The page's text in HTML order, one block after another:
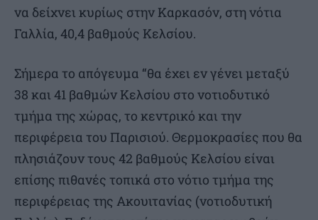
να δείχνει κυρίως στην Καρκασόν, στη νότια
Γαλλία, 40,4 βαθμούς Κελσίου.
Σήμερα το απόγευμα “θα έχει εν γένει μεταξύ
38 και 41 βαθμών Κελσίου στο νοτιοδυτικό
τμήμα της χώρας, το κεντρικό και την
περιφέρεια του Παρισιού. Θερμοκρασίες που θα
πλησιάζουν τους 42 βαθμούς Κελσίου είναι
επίσης πιθανές τοπικά στο νότιο τμήμα της
περιφέρειας της Ακουιτανίας (νοτιοδυτική